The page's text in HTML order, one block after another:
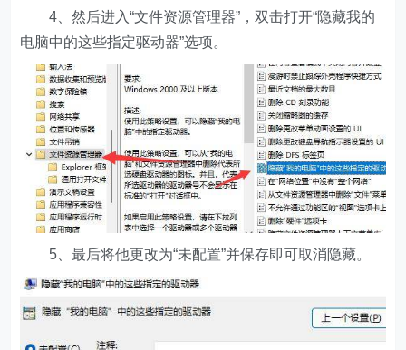
4、然后进入“文件资源管理器”，双击打开“隐藏我的
电脑中的这些指定驱动器”选项。
5、最后将他更改为“未配置”并保存即可取消隐藏。